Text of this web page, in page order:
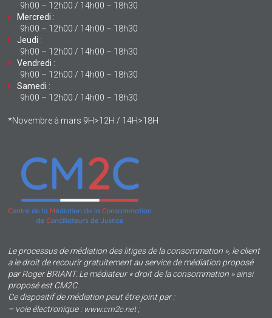
9h00 – 12h00 / 14h00 – 18h30
Mercredi :
9h00 – 12h00 / 14h00 – 18h30
Jeudi :
9h00 – 12h00 / 14h00 – 18h30
Vendredi :
9h00 – 12h00 / 14h00 – 18h30
Samedi :
9h00 – 12h00 / 14h00 – 18h30
*Novembre à mars 9H>12H / 14H>18H
Le processus de médiation des litiges de la consommation », le client
a le droit de recourir gratuitement au service de médiation proposé
par Roger BRIANT. Le médiateur « droit de la consommation » ainsi
proposé est CM2C.
Ce dispositif de médiation peut être joint par :
– voie électronique : www.cm2c.net;